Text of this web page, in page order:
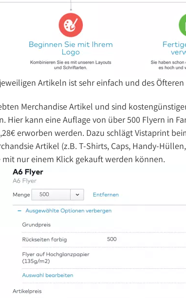
Artikeln ist sehr einfach und des
Merchandise Artikel und sind
Hier kann eine Auflage von über 500 Flyern in
erworben werden. Dazu schlägt Vistaprint
Artikel (z.B. T-Shirts, Caps, Handy-
mit nur einem Klick gekauft werden können.